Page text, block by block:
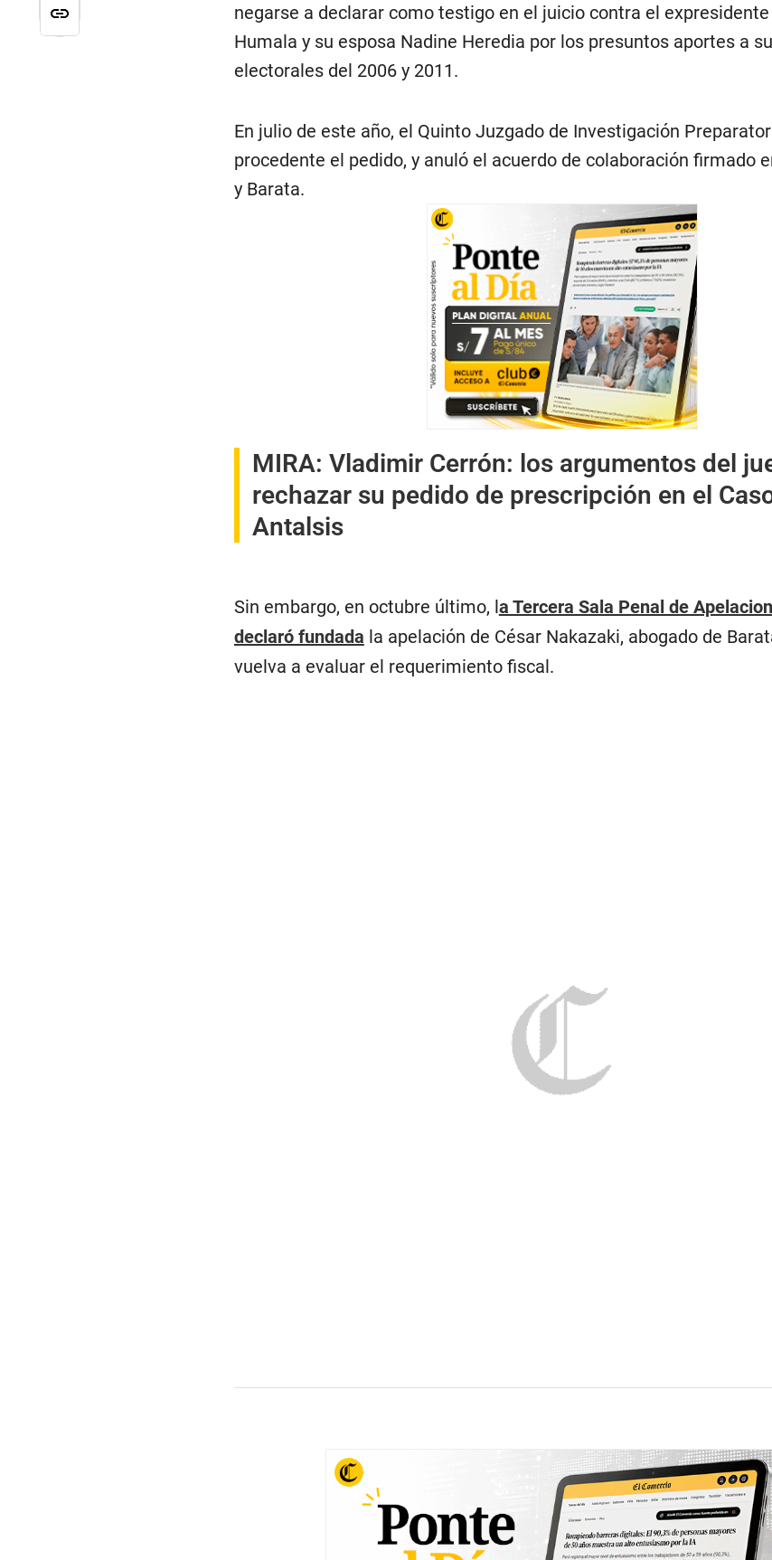
negarse a declarar como testigo en el juicio contra el
Humala y su esposa Nadine Heredia por los presuntos aportes a
electorales del 2006 y 2011.
En julio de este año, el Quinto Juzgado de Investigación
procedente el pedido, y anuló el acuerdo de colaboración firmado
y Barata.
MIRA: Vladimir Cerrón: los argumentos del
rechazar su pedido de prescripción en el
Antalsis
Sin embargo, en octubre último, la Tercera Sala Penal de
declaró fundada la apelación de César Nakazaki, abogado de
vuelva a evaluar el requerimiento fiscal.